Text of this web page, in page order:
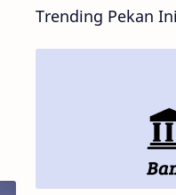
Trending Pekan Ini